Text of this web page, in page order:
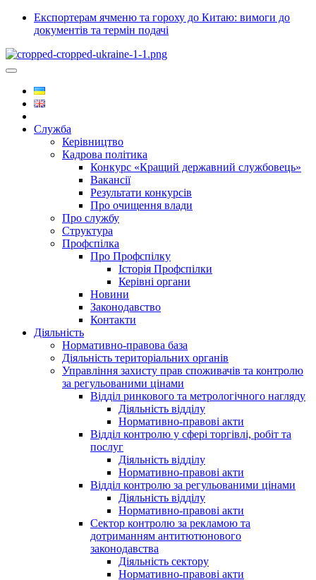
Експортерам ячменю та гороху до Китаю: вимоги до
документів та термін подачі
Служба
Керівництво
Кадрова політика
Конкурс «Кращий державний службовець»
Вакансії
Результати конкурсів
Про очищення влади
Про службу
Структура
Профспілка
Про Профспілку
Історія Профспілки
Керівні органи
Новини
Законодавство
Контакти
Діяльність
Нормативно-правова база
Діяльність територіальних органів
Управління захисту прав споживачів та контролю
за регульованими цінами
Відділ ринкового та метрологічного нагляду
Діяльність відділу
Нормативно-правові акти
Відділ контролю у сфері торгівлі, робіт та
послуг
Діяльність відділу
Нормативно-правові акти
Відділ контролю за регульованими цінами
Діяльність відділу
Нормативно-правові акти
Сектор контролю за рекламою та
дотриманням антитютюнового
законодавства
Діяльність сектору
Нормативно-правові акти